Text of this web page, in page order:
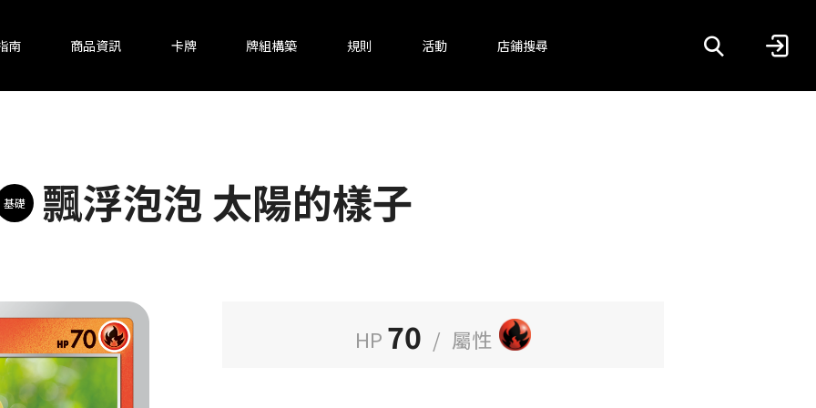
南 商品資訊 卡牌 牌組構築 規則 活動 店鋪搜尋
基礎 飄浮泡泡 太陽的樣子
HP 70 / 屬性